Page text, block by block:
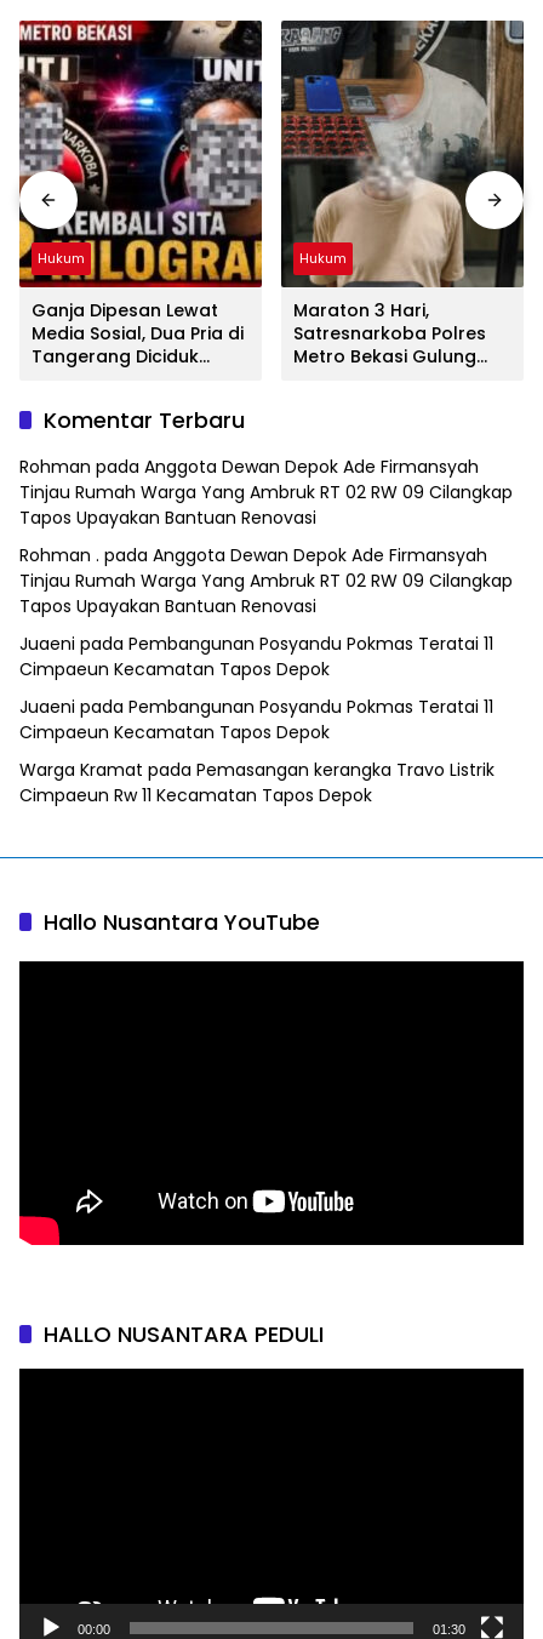
Hukum
Ganja Dipesan Lewat
Media Sosial, Dua Pria di
Tangerang Diciduk
Hukum
Maraton 3 Hari,
Satresnarkoba Polres
Metro Bekasi Gulung
Komentar Terbaru
Rohman pada Anggota Dewan Depok Ade Firmansyah
Tinjau Rumah Warga Yang Ambruk RT 02 RW 09 Cilangkap
Tapos Upayakan Bantuan Renovasi
Rohman . pada Anggota Dewan Depok Ade Firmansyah
Tinjau Rumah Warga Yang Ambruk RT 02 RW 09 Cilangkap
Tapos Upayakan Bantuan Renovasi
Juaeni pada Pembangunan Posyandu Pokmas Teratai 11
Cimpaeun Kecamatan Tapos Depok
Juaeni pada Pembangunan Posyandu Pokmas Teratai 11
Cimpaeun Kecamatan Tapos Depok
Warga Kramat pada Pemasangan kerangka Travo Listrik
Cimpaeun Rw 11 Kecamatan Tapos Depok
Hallo Nusantara YouTube
HALLO NUSANTARA PEDULI
00:00 01:30